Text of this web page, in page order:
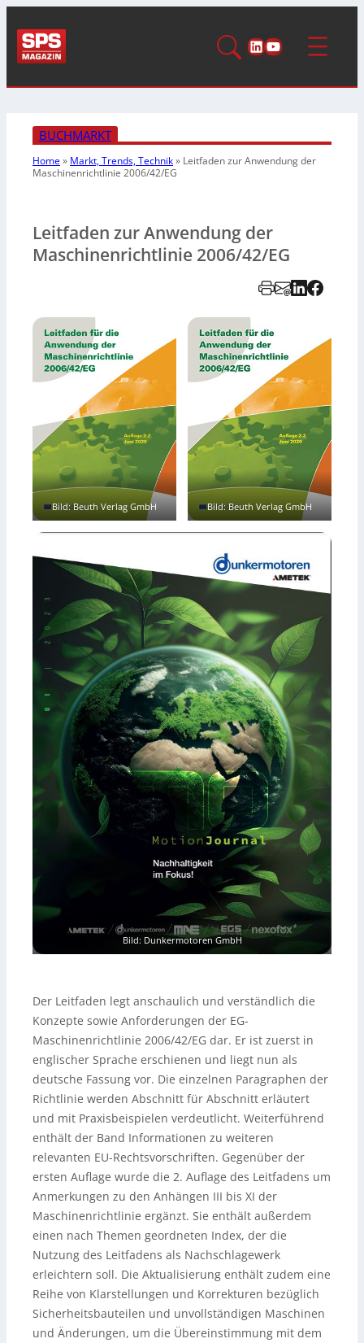
LinkedIn
YouTube
BUCHMARKT
Home» Markt, Trends, Technik» Leitfaden zur Anwendung der
Maschinenrichtlinie 2006/42/EG
Leitfaden zur Anwendung der
Maschinenrichtlinie 2006/42/EG
Bild: Beuth Verlag GmbH Bild: Beuth Verlag GmbH
Bild: Dunkermotoren GmbH
Der Leitfaden legt anschaulich und verständlich die
Konzepte sowie Anforderungen der EG-
Maschinenrichtlinie 2006/42/EG dar. Er ist zuerst in
englischer Sprache erschienen und liegt nun als
deutsche Fassung vor. Die einzelnen Paragraphen der
Richtlinie werden Abschnitt für Abschnitt erläutert
und mit Praxisbeispielen verdeutlicht. Weiterführend
enthält der Band Informationen zu weiteren
relevanten EU-Rechtsvorschriften. Gegenüber der
ersten Auflage wurde die 2. Auflage des Leitfadens um
Anmerkungen zu den Anhängen III bis XI der
Maschinenrichtlinie ergänzt. Sie enthält außerdem
einen nach Themen geordneten Index, der die
Nutzung des Leitfadens als Nachschlagewerk
erleichtern soll. Die Aktualisierung enthält zudem eine
Reihe von Klarstellungen und Korrekturen bezüglich
Sicherheitsbauteilen und unvollständigen Maschinen
und Änderungen, um die Übereinstimmung mit dem